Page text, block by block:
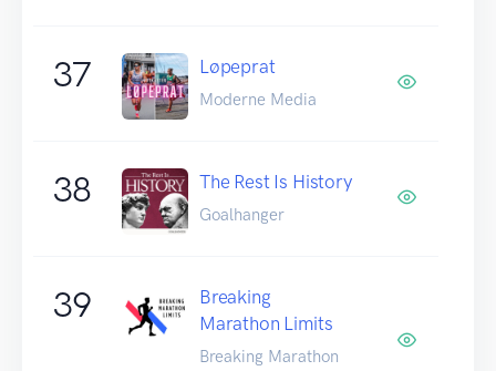
37 Løpeprat
Moderne Media
38 The Rest Is History
Goalhanger
39
Breaking
Marathon Limits
Breaking Marathon